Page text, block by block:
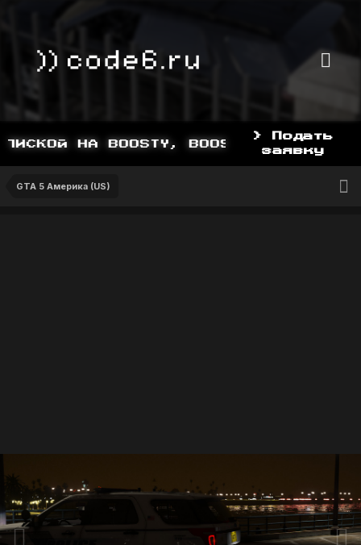
НА BOOSTY, BOOSTY.TO/YDDY
> Подать
заявку
GTA 5 Америка (US)